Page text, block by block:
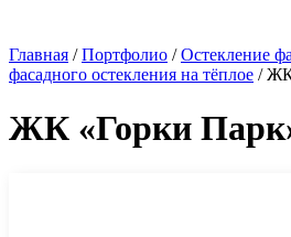
Главная /Портфолио /Остекление
фасадного остекления на тёплое /ЖК
ЖК «Горки